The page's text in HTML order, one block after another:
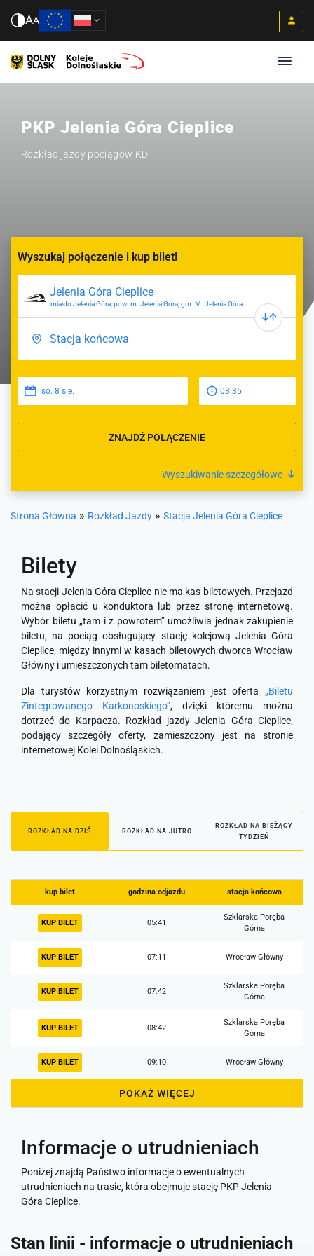
AA
PKP Jelenia Góra Cieplice
Rozkład jazdy pociągów KD
Wyszukaj połączenie i kup bilet!
miasto Jelenia Góra, pow. m. Jelenia Góra, gm. M. Jelenia Góra
so. 8 sie. 03:35
ZNAJDŹ POŁĄCZENIE
Wyszukiwanie szczegółowe
Strona Główna » Rozkład Jazdy » Stacja Jelenia Góra Cieplice
Bilety
Na stacji Jelenia Góra Cieplice nie ma kas biletowych. Przejazd
można opłacić u konduktora lub przez stronę internetową.
Wybór biletu „tam i z powrotem” umożliwia jednak zakupienie
biletu, na pociąg obsługujący stację kolejową Jelenia Góra
Cieplice, między innymi w kasach biletowych dworca Wrocław
Główny i umieszczonych tam biletomatach.
Dla turystów korzystnym rozwiązaniem jest oferta „Biletu
Zintegrowanego Karkonoskiego”, dzięki któremu można
dotrzeć do Karpacza. Rozkład jazdy Jelenia Góra Cieplice,
podający szczegóły oferty, zamieszczony jest na stronie
internetowej Kolei Dolnośląskich.
ROZKŁAD NA DZIŚ ROZKŁAD NA JUTRO
ROZKŁAD NA BIEŻĄCY
TYDZIEŃ
godzina odjazdu stacja końcowa
kup bilet
05:41
Szklarska Poręba
Górna
KUP BILET
07:11 Wrocław Główny
KUP BILET
07:42
Szklarska Poręba
Górna
KUP BILET
08:42
Szklarska Poręba
Górna
KUP BILET
09:10 Wrocław Główny
KUP BILET
POKAŻ WIĘCEJ
Informacje o utrudnieniach
Poniżej znajdą Państwo informacje o ewentualnych
utrudnieniach na trasie, która obejmuje stację PKP Jelenia
Góra Cieplice.
Stan linii - informacje o utrudnieniach